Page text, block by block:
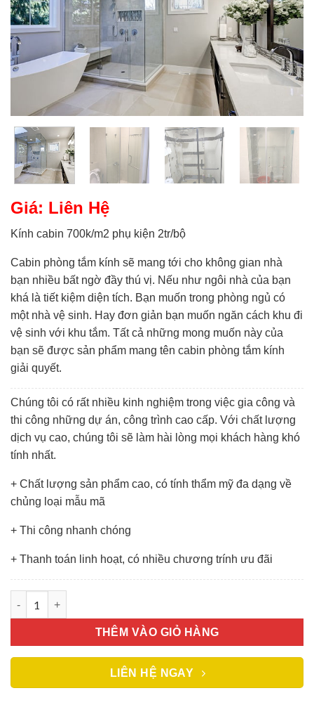
Giá: Liên Hệ
Kính cabin 700k/m2 phụ kiện 2tr/bộ
Cabin phòng tắm kính sẽ mang tới cho không gian nhà
bạn nhiều bất ngờ đầy thú vị. Nếu như ngôi nhà của bạn
khá là tiết kiệm diện tích. Bạn muốn trong phòng ngủ có
một nhà vệ sinh. Hay đơn giản bạn muốn ngăn cách khu đi
vệ sinh với khu tắm. Tất cả những mong muốn này của
bạn sẽ được sản phẩm mang tên cabin phòng tắm kính
giải quyết.
Chúng tôi có rất nhiều kinh nghiệm trong việc gia công và
thi công những dự án, công trình cao cấp. Với chất lượng
dịch vụ cao, chúng tôi sẽ làm hài lòng mọi khách hàng khó
tính nhất.
+ Chất lượng sản phẩm cao, có tính thẩm mỹ đa dạng về
chủng loại mẫu mã
+ Thi công nhanh chóng
+ Thanh toán linh hoạt, có nhiều chương trính ưu đãi
THÊM VÀO GIỎ HÀNG
LIÊN HỆ NGAY